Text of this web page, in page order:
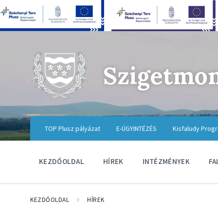
TOP Plusz pályázat E-ÜGYINTÉZÉS Kisfaludy
KEZDŐOLDAL HÍREK INTÉZMÉNYEK
KEZDŐOLDAL HÍREK